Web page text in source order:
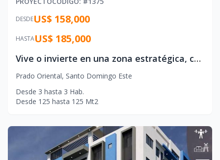
DESDEUS$ 158,000
HASTAUS$ 185,000
Vive o invierte en una zona estratégica, con alta valorización y excelente conectividad.
Prado Oriental, Santo Domingo Este
Desde 3 hasta 3 Hab.
Desde 125 hasta 125 Mt2